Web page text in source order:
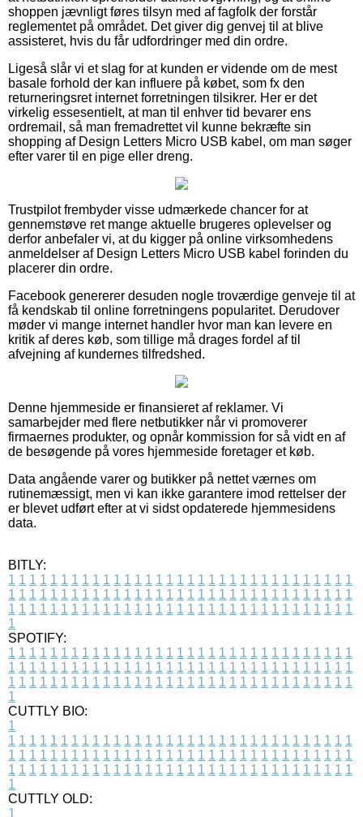
shoppen jævnligt føres tilsyn med af fagfolk der forstår
reglementet på området. Det giver dig genvej til at blive
assisteret, hvis du får udfordringer med din ordre.
Ligeså slår vi et slag for at kunden er vidende om de mest
basale forhold der kan influere på købet, som fx den
returneringsret internet forretningen tilsikrer. Her er det
virkelig essesentielt, at man til enhver tid bevarer ens
ordremail, så man fremadrettet vil kunne bekræfte sin
shopping af Design Letters Micro USB kabel, om man søger
efter varer til en pige eller dreng.
Trustpilot frembyder visse udmærkede chancer for at
gennemstøve ret mange aktuelle brugeres oplevelser og
derfor anbefaler vi, at du kigger på online virksomhedens
anmeldelser af Design Letters Micro USB kabel forinden du
placerer din ordre.
Facebook genererer desuden nogle troværdige genveje til at
få kendskab til online forretningens popularitet. Derudover
møder vi mange internet handler hvor man kan levere en
kritik af deres køb, som tillige må drages fordel af til
afvejning af kundernes tilfredshed.
Denne hjemmeside er finansieret af reklamer. Vi
samarbejder med flere netbutikker når vi promoverer
firmaernes produkter, og opnår kommission for så vidt en af
de besøgende på vores hjemmeside foretager et køb.
Data angående varer og butikker på nettet værnes om
rutinemæssigt, men vi kan ikke garantere imod rettelser der
er blevet udført efter at vi sidst opdaterede hjemmesidens
data.
BITLY:
1 1 1 1 1 1 1 1 1 1 1 1 1 1 1 1 1 1 1 1 1 1 1 1 1 1 1 1 1 1 1 1 1
1 1 1 1 1 1 1 1 1 1 1 1 1 1 1 1 1 1 1 1 1 1 1 1 1 1 1 1 1 1 1 1 1
1 1 1 1 1 1 1 1 1 1 1 1 1 1 1 1 1 1 1 1 1 1 1 1 1 1 1 1 1 1 1 1 1
1
SPOTIFY:
1 1 1 1 1 1 1 1 1 1 1 1 1 1 1 1 1 1 1 1 1 1 1 1 1 1 1 1 1 1 1 1 1
1 1 1 1 1 1 1 1 1 1 1 1 1 1 1 1 1 1 1 1 1 1 1 1 1 1 1 1 1 1 1 1 1
1 1 1 1 1 1 1 1 1 1 1 1 1 1 1 1 1 1 1 1 1 1 1 1 1 1 1 1 1 1 1 1 1
1
CUTTLY BIO:
1
1 1 1 1 1 1 1 1 1 1 1 1 1 1 1 1 1 1 1 1 1 1 1 1 1 1 1 1 1 1 1 1 1
1 1 1 1 1 1 1 1 1 1 1 1 1 1 1 1 1 1 1 1 1 1 1 1 1 1 1 1 1 1 1 1 1
1 1 1 1 1 1 1 1 1 1 1 1 1 1 1 1 1 1 1 1 1 1 1 1 1 1 1 1 1 1 1 1 1
1
CUTTLY OLD:
1